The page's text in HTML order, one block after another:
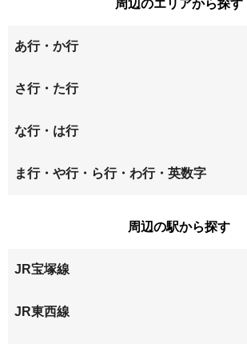
周辺のエリアから探す
あ行・か行
今福
大和田
杭瀬北新町
杭瀬本町
玄番北之町
さ行・た行
常光寺
崇徳院 建家町
な行・は行
中島 長洲中通
西難波町
ま行・や行・ら行・わ行・英数字
周辺の駅から探す
JR宝塚線
尼崎
JR東西線